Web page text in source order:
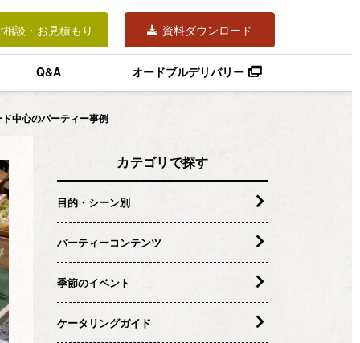
相談・お見積もり 資料ダウンロード
Q&A オードブルデリバリー
中心のパーティー事例
カテゴリで探す
目的・シーン別
パーティーコンテンツ
季節のイベント
ケータリングガイド